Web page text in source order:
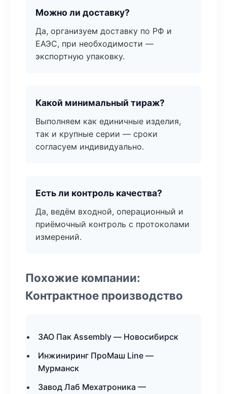
Можно ли доставку?
Да, организуем доставку по РФ и
ЕАЭС, при необходимости —
экспортную упаковку.
Какой минимальный тираж?
Выполняем как единичные изделия,
так и крупные серии — сроки
согласуем индивидуально.
Есть ли контроль качества?
Да, ведём входной, операционный и
приёмочный контроль с протоколами
измерений.
Похожие компании:
Контрактное производство
ЗАО Пак Assembly — Новосибирск
Инжиниринг ПроМаш Line —
Мурманск
Завод Лаб Мехатроника —